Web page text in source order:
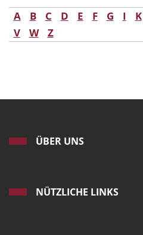
A B C D E F G I K
V
W Z
ÜBER UNS
NÜTZLICHE LINKS